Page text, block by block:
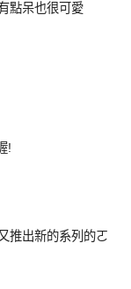
點呆也很可愛
!
推出新的系列的ㄛ